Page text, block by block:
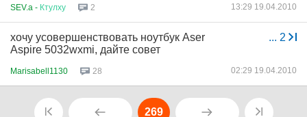
SEV.a - Ктулху 2 13:29 19.04.2010
... 2
хочу усовершенствовать ноутбук Aser
Aspire 5032wxmi, дайте совет
Marisabell1130 28 02:29 19.04.2010
269